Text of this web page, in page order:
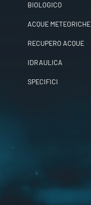
BIOLOGICO
ACQUE METEORICHE
RECUPERO ACQUE
IDRAULICA
SPECIFICI